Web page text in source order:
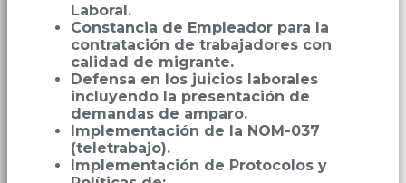
Laboral.
Constancia de Empleador para la
contratación de trabajadores con
calidad de migrante.
Defensa en los juicios laborales
incluyendo la presentación de
demandas de amparo.
Implementación de la NOM-037
(teletrabajo).
Implementación de Protocolos y